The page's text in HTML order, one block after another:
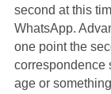
second at this
WhatsApp.
one point the
correspondence
age or